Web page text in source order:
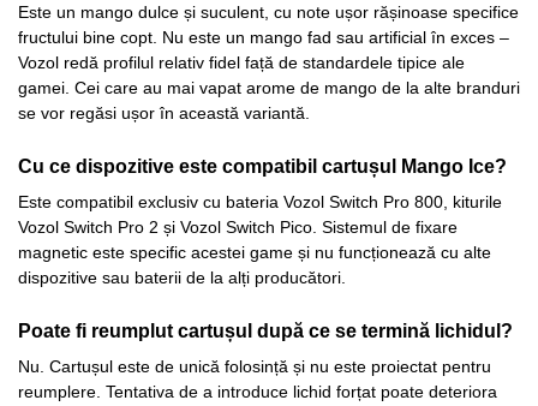
Este un mango dulce și suculent, cu note ușor rășinoase specifice
fructului bine copt. Nu este un mango fad sau artificial în exces –
Vozol redă profilul relativ fidel față de standardele tipice ale
gamei. Cei care au mai vapat arome de mango de la alte branduri
se vor regăsi ușor în această variantă.
Cu ce dispozitive este compatibil cartușul Mango Ice?
Este compatibil exclusiv cu bateria Vozol Switch Pro 800, kiturile
Vozol Switch Pro 2 și Vozol Switch Pico. Sistemul de fixare
magnetic este specific acestei game și nu funcționează cu alte
dispozitive sau baterii de la alți producători.
Poate fi reumplut cartușul după ce se termină lichidul?
Nu. Cartușul este de unică folosință și nu este proiectat pentru
reumplere. Tentativa de a introduce lichid forțat poate deteriora